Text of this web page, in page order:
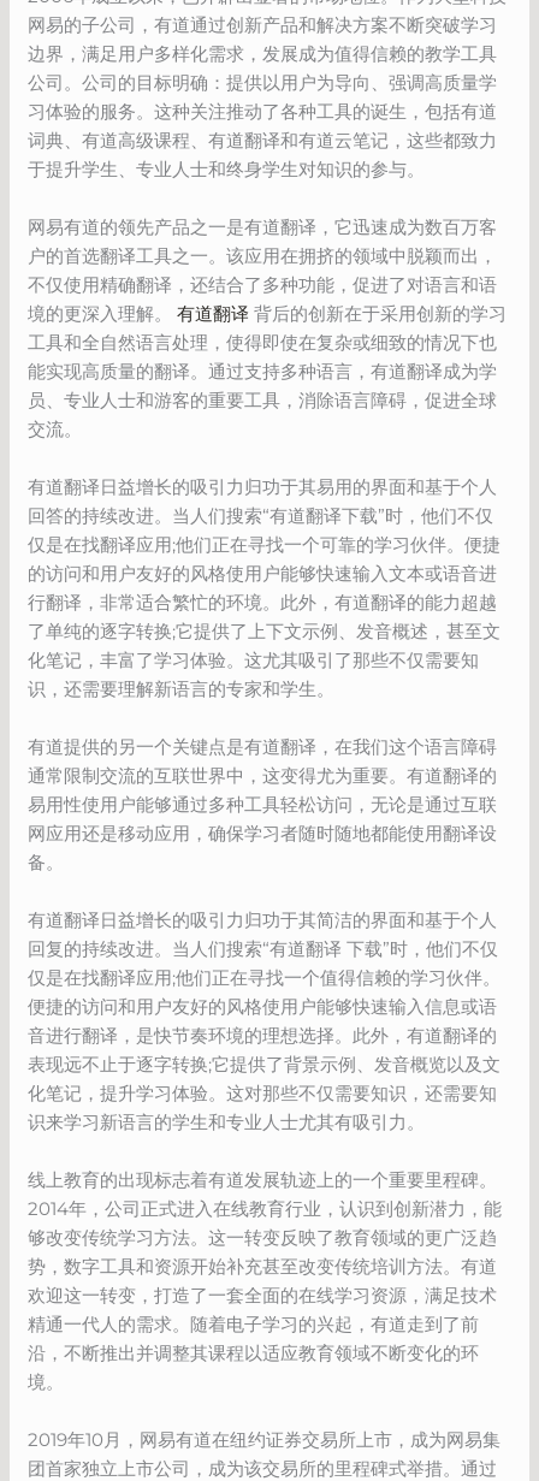
网易的子公司，有道通过创新产品和解决方案不断突破学习
边界，满足用户多样化需求，发展成为值得信赖的教学工具
公司。公司的目标明确：提供以用户为导向、强调高质量学
习体验的服务。这种关注推动了各种工具的诞生，包括有道
词典、有道高级课程、有道翻译和有道云笔记，这些都致力
于提升学生、专业人士和终身学生对知识的参与。
网易有道的领先产品之一是有道翻译，它迅速成为数百万客
户的首选翻译工具之一。该应用在拥挤的领域中脱颖而出，
不仅使用精确翻译，还结合了多种功能，促进了对语言和语
境的更深入理解。有道翻译 背后的创新在于采用创新的学习
工具和全自然语言处理，使得即使在复杂或细致的情况下也
能实现高质量的翻译。通过支持多种语言，有道翻译成为学
员、专业人士和游客的重要工具，消除语言障碍，促进全球
交流。
有道翻译日益增长的吸引力归功于其易用的界面和基于个人
回答的持续改进。当人们搜索“有道翻译下载”时，他们不仅
仅是在找翻译应用;他们正在寻找一个可靠的学习伙伴。便捷
的访问和用户友好的风格使用户能够快速输入文本或语音进
行翻译，非常适合繁忙的环境。此外，有道翻译的能力超越
了单纯的逐字转换;它提供了上下文示例、发音概述，甚至文
化笔记，丰富了学习体验。这尤其吸引了那些不仅需要知
识，还需要理解新语言的专家和学生。
有道提供的另一个关键点是有道翻译，在我们这个语言障碍
通常限制交流的互联世界中，这变得尤为重要。有道翻译的
易用性使用户能够通过多种工具轻松访问，无论是通过互联
网应用还是移动应用，确保学习者随时随地都能使用翻译设
备。
有道翻译日益增长的吸引力归功于其简洁的界面和基于个人
回复的持续改进。当人们搜索“有道翻译 下载”时，他们不仅
仅是在找翻译应用;他们正在寻找一个值得信赖的学习伙伴。
便捷的访问和用户友好的风格使用户能够快速输入信息或语
音进行翻译，是快节奏环境的理想选择。此外，有道翻译的
表现远不止于逐字转换;它提供了背景示例、发音概览以及文
化笔记，提升学习体验。这对那些不仅需要知识，还需要知
识来学习新语言的学生和专业人士尤其有吸引力。
线上教育的出现标志着有道发展轨迹上的一个重要里程碑。
2014年，公司正式进入在线教育行业，认识到创新潜力，能
够改变传统学习方法。这一转变反映了教育领域的更广泛趋
势，数字工具和资源开始补充甚至改变传统培训方法。有道
欢迎这一转变，打造了一套全面的在线学习资源，满足技术
精通一代人的需求。随着电子学习的兴起，有道走到了前
沿，不断推出并调整其课程以适应教育领域不断变化的环
境。
2019年10月，网易有道在纽约证券交易所上市，成为网易集
团首家独立上市公司，成为该交易所的里程碑式举措。通过